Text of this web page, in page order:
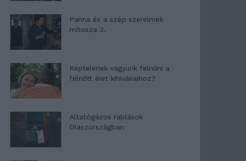
Panna és a szép szerelmek
mítosza 3.
Képtelenek vagyunk felnőni a
felnőtt élet kihívásaihoz?
Altatógázos rablások
Olaszországban